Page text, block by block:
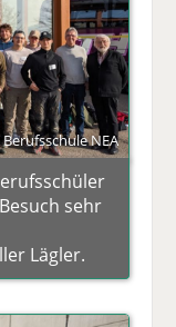
NEA
sehr
Lägler.